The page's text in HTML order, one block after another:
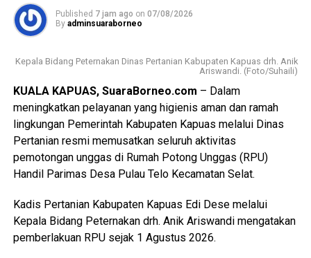
Published 7 jam ago on 07/08/2026
By adminsuaraborneo
Kepala Bidang Peternakan Dinas Pertanian Kabupaten Kapuas drh. Anik
Ariswandi. (Foto/Suhaili)
KUALA KAPUAS, SuaraBorneo.com – Dalam
meningkatkan pelayanan yang higienis aman dan ramah
lingkungan Pemerintah Kabupaten Kapuas melalui Dinas
Pertanian resmi memusatkan seluruh aktivitas
pemotongan unggas di Rumah Potong Unggas (RPU)
Handil Parimas Desa Pulau Telo Kecamatan Selat.
Kadis Pertanian Kabupaten Kapuas Edi Dese melalui
Kepala Bidang Peternakan drh. Anik Ariswandi mengatakan
pemberlakuan RPU sejak 1 Agustus 2026.